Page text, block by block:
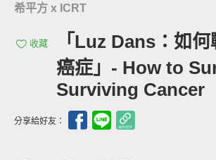
希平方 x ICRT
收藏
「Luz Dans：如
癌症」- How to
Surviving Cancer
分享給好友：